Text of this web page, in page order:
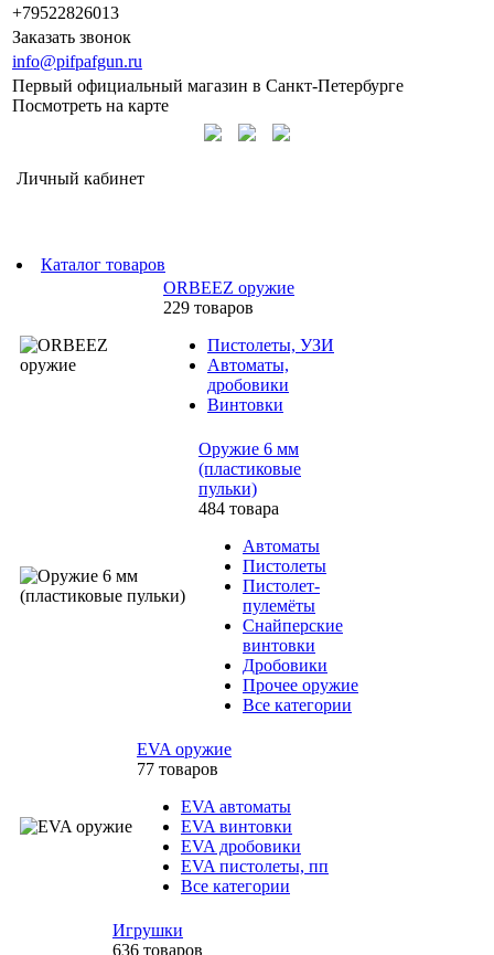
+79522826013
Заказать звонок
info@pifpafgun.ru
Первый официальный магазин в Санкт-Петербурге
Посмотреть на карте
Личный кабинет
Каталог товаров
ORBEEZ оружие
229 товаров
Пистолеты, УЗИ
Автоматы,
дробовики
Винтовки
Оружие 6 мм
(пластиковые
пульки)
484 товара
Автоматы
Пистолеты
Пистолет-
пулемёты
Снайперские
винтовки
Дробовики
Прочее оружие
Все категории
EVA оружие
77 товаров
EVA автоматы
EVA винтовки
EVA дробовики
EVA пистолеты, пп
Все категории
Игрушки
636 товаров